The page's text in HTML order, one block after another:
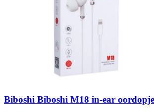
Biboshi Biboshi M18 in-ear